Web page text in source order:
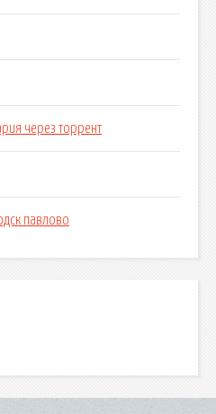
через торрент
павлово